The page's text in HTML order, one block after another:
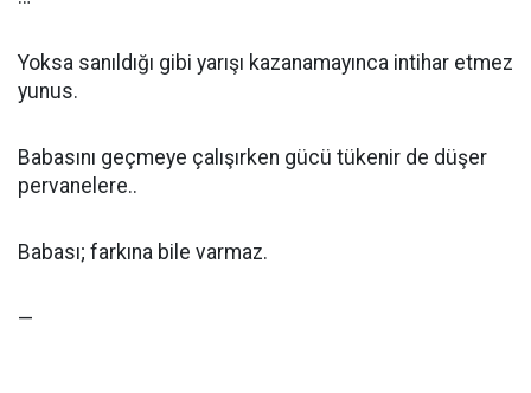
Yoksa sanıldığı gibi yarışı kazanamayınca intihar etmez
yunus.
Babasını geçmeye çalışırken gücü tükenir de düşer
pervanelere..
Babası; farkına bile varmaz.
—